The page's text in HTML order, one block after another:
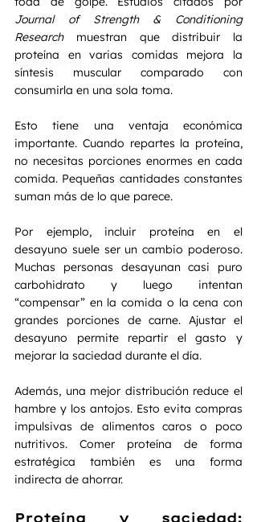
Journal of Strength & Conditioning
Research muestran que distribuir la
proteína en varias comidas mejora la
síntesis muscular comparado con
consumirla en una sola toma.
Esto tiene una ventaja económica
importante. Cuando repartes la proteína,
no necesitas porciones enormes en cada
comida. Pequeñas cantidades constantes
suman más de lo que parece.
Por ejemplo, incluir proteína en el
desayuno suele ser un cambio poderoso.
Muchas personas desayunan casi puro
carbohidrato y luego intentan
“compensar” en la comida o la cena con
grandes porciones de carne. Ajustar el
desayuno permite repartir el gasto y
mejorar la saciedad durante el día.
Además, una mejor distribución reduce el
hambre y los antojos. Esto evita compras
impulsivas de alimentos caros o poco
nutritivos. Comer proteína de forma
estratégica también es una forma
indirecta de ahorrar.
Proteína y saciedad: